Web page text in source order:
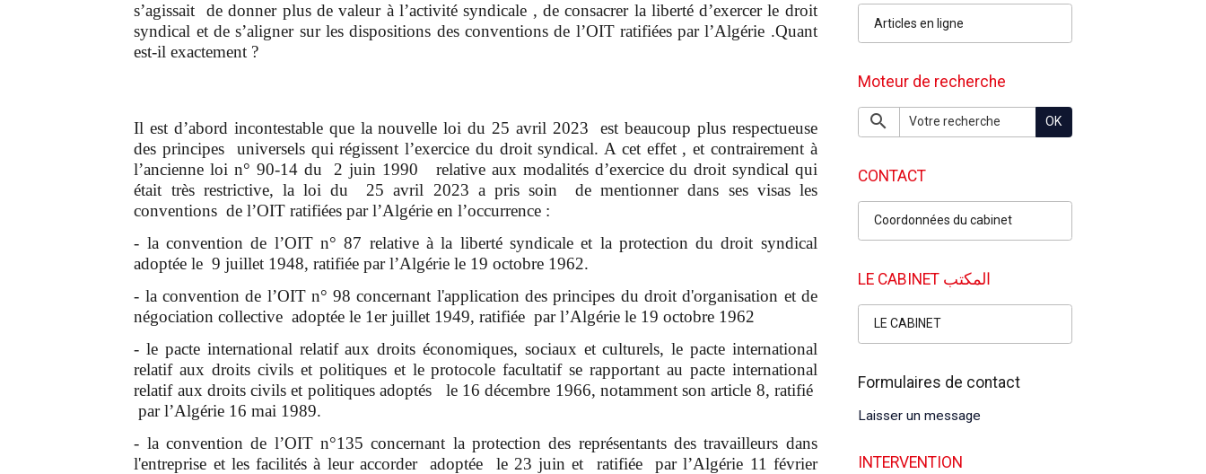
s’agissait de donner plus de valeur à l’activité syndicale , de consacrer la liberté d’exercer le droit
syndical et de s’aligner sur les dispositions des conventions de l’OIT ratifiées par l’Algérie .Quant
est-il exactement ?
Il est d’abord incontestable que la nouvelle loi du 25 avril 2023 est beaucoup plus respectueuse
des principes universels qui régissent l’exercice du droit syndical. A cet effet , et contrairement à
l’ancienne loi n° 90-14 du 2 juin 1990 relative aux modalités d’exercice du droit syndical qui
était très restrictive, la loi du 25 avril 2023 a pris soin de mentionner dans ses visas les
conventions de l’OIT ratifiées par l’Algérie en l’occurrence :
- la convention de l’OIT n° 87 relative à la liberté syndicale et la protection du droit syndical
adoptée le 9 juillet 1948, ratifiée par l’Algérie le 19 octobre 1962.
- la convention de l’OIT n° 98 concernant l'application des principes du droit d'organisation et de
négociation collective adoptée le 1er juillet 1949, ratifiée par l’Algérie le 19 octobre 1962
- le pacte international relatif aux droits économiques, sociaux et culturels, le pacte international
relatif aux droits civils et politiques et le protocole facultatif se rapportant au pacte international
relatif aux droits civils et politiques adoptés le 16 décembre 1966, notamment son article 8, ratifié
par l’Algérie 16 mai 1989.
- la convention de l’OIT n°135 concernant la protection des représentants des travailleurs dans
l'entreprise et les facilités à leur accorder adoptée le 23 juin et ratifiée par l’Algérie 11 février
Articles en ligne
Moteur de recherche
OK
CONTACT
Coordonnées du cabinet
LE CABINET المكتب
LE CABINET
Formulaires de contact
Laisser un message
INTERVENTION